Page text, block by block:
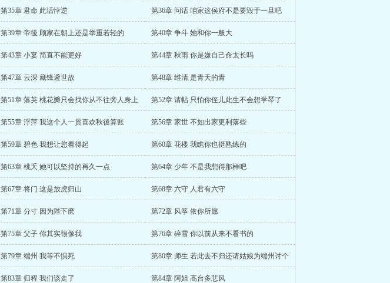
第35章 君命 此话悖逆 第36章 问话 咱家这侯府不是要毁于一旦吧
第39章 帝後 顾家在朝上还是举重若轻的 第40章 争斗 她和你一般大
第43章 小宴 简直不能更好 第44章 秋雨 你是嫌自己命太长吗
第47章 云深 藏锋避世故 第48章 维清 是青天的青
第51章 落英 桃花瓣只会找你从不往旁人身上 第52章 请帖 只怕你侄儿此生不会想学琴了
第55章 浮萍 我这个人一贯喜欢秋後算账 第56章 家世 不如出家更利落些
第59章 碧色 我想让您看得起 第60章 花楼 我瞧你也挺熟练的
第63章 桃夭 她可以坚持的再久一点 第64章 少年 不是我想得那样吧
第67章 将门 这是放虎归山 第68章 六守 人君有六守
第71章 分寸 因为陛下麽 第72章 风筝 依你所愿
第75章 父子 你其实很像我 第76章 碎雪 你以前从来不看书的
第79章 端州 我等不惧死 第80章 师生 若此去不归还请姑娘为端州讨个
第83章 归程 我们该走了 第84章 阿姐 高台多悲风